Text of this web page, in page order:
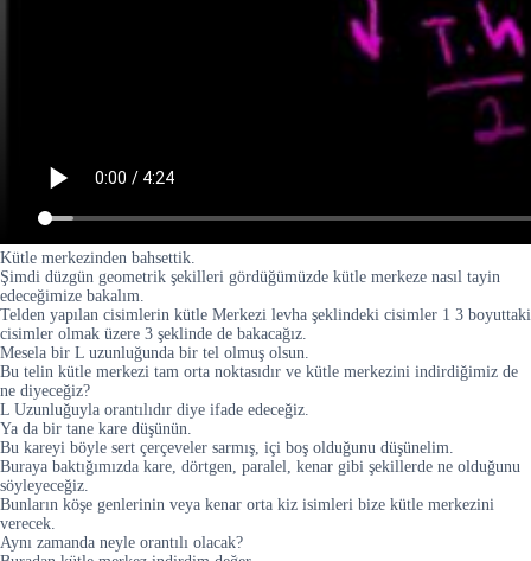
Kütle merkezinden bahsettik.
Şimdi düzgün geometrik şekilleri gördüğümüzde kütle merkeze nasıl tayin
edeceğimize bakalım.
Telden yapılan cisimlerin kütle Merkezi levha şeklindeki cisimler 1 3 boyuttaki
cisimler olmak üzere 3 şeklinde de bakacağız.
Mesela bir L uzunluğunda bir tel olmuş olsun.
Bu telin kütle merkezi tam orta noktasıdır ve kütle merkezini indirdiğimiz de
ne diyeceğiz?
L Uzunluğuyla orantılıdır diye ifade edeceğiz.
Ya da bir tane kare düşünün.
Bu kareyi böyle sert çerçeveler sarmış, içi boş olduğunu düşünelim.
Buraya baktığımızda kare, dörtgen, paralel, kenar gibi şekillerde ne olduğunu
söyleyeceğiz.
Bunların köşe genlerinin veya kenar orta kiz isimleri bize kütle merkezini
verecek.
Aynı zamanda neyle orantılı olacak?